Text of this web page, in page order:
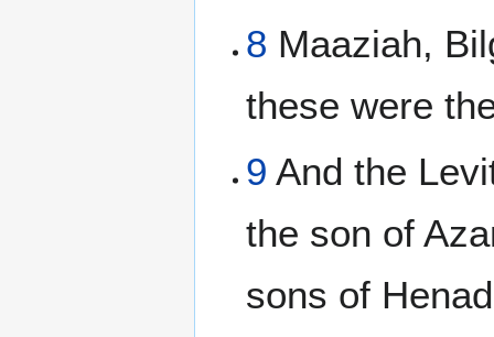
8 Maaziah,
these were
9 And the
the son of
sons of